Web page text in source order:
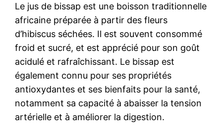
Le jus de bissap est une boisson traditionnelle
africaine préparée à partir des fleurs
d’hibiscus séchées. Il est souvent consommé
froid et sucré, et est apprécié pour son goût
acidulé et rafraîchissant. Le bissap est
également connu pour ses propriétés
antioxydantes et ses bienfaits pour la santé,
notamment sa capacité à abaisser la tension
artérielle et à améliorer la digestion.